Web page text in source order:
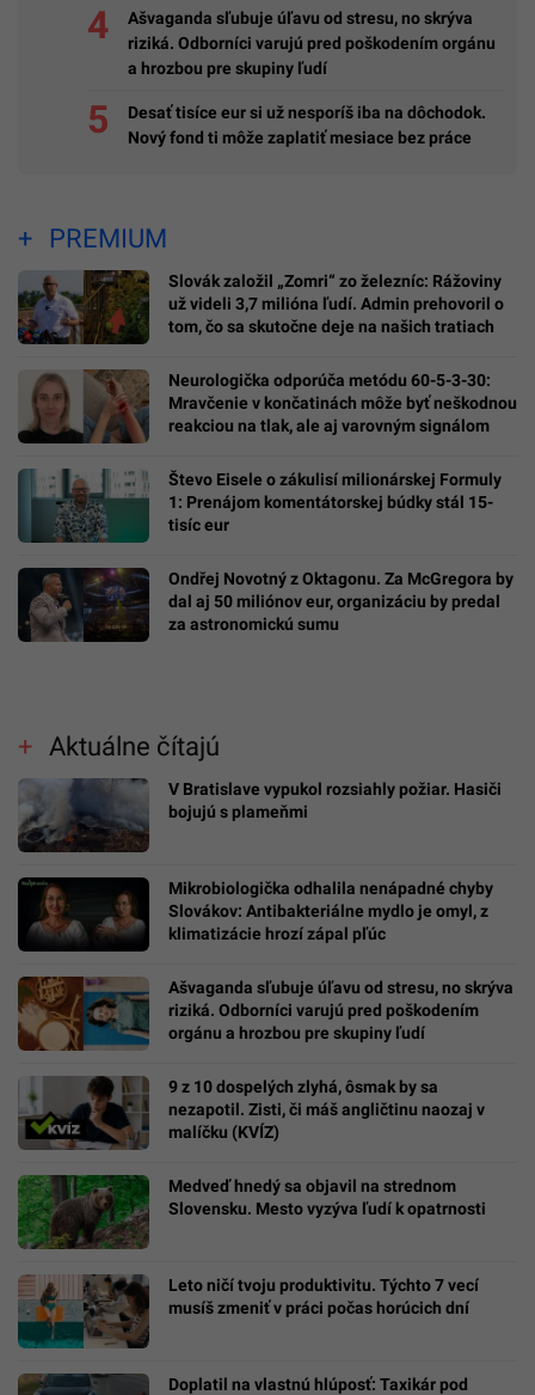
Ašvaganda sľubuje úľavu od stresu, no skrýva
riziká. Odborníci varujú pred poškodením orgánu
a hrozbou pre skupiny ľudí
Desať tisíce eur si už nesporíš iba na dôchodok.
Nový fond ti môže zaplatiť mesiace bez práce
PREMIUM
Slovák založil „Zomri“ zo železníc: Rážoviny
už videli 3,7 milióna ľudí. Admin prehovoril o
tom, čo sa skutočne deje na našich tratiach
Neurologička odporúča metódu 60-5-3-30:
Mravčenie v končatinách môže byť neškodnou
reakciou na tlak, ale aj varovným signálom
Števo Eisele o zákulisí milionárskej Formuly
1: Prenájom komentátorskej búdky stál 15-
tisíc eur
Ondřej Novotný z Oktagonu. Za McGregora by
dal aj 50 miliónov eur, organizáciu by predal
za astronomickú sumu
Aktuálne čítajú
V Bratislave vypukol rozsiahly požiar. Hasiči
bojujú s plameňmi
Mikrobiologička odhalila nenápadné chyby
Slovákov: Antibakteriálne mydlo je omyl, z
klimatizácie hrozí zápal pľúc
Ašvaganda sľubuje úľavu od stresu, no skrýva
riziká. Odborníci varujú pred poškodením
orgánu a hrozbou pre skupiny ľudí
9 z 10 dospelých zlyhá, ôsmak by sa
nezapotil. Zisti, či máš angličtinu naozaj v
malíčku (KVÍZ)
Medveď hnedý sa objavil na strednom
Slovensku. Mesto vyzýva ľudí k opatrnosti
Leto ničí tvoju produktivitu. Týchto 7 vecí
musíš zmeniť v práci počas horúcich dní
Doplatil na vlastnú hlúposť: Taxikár pod